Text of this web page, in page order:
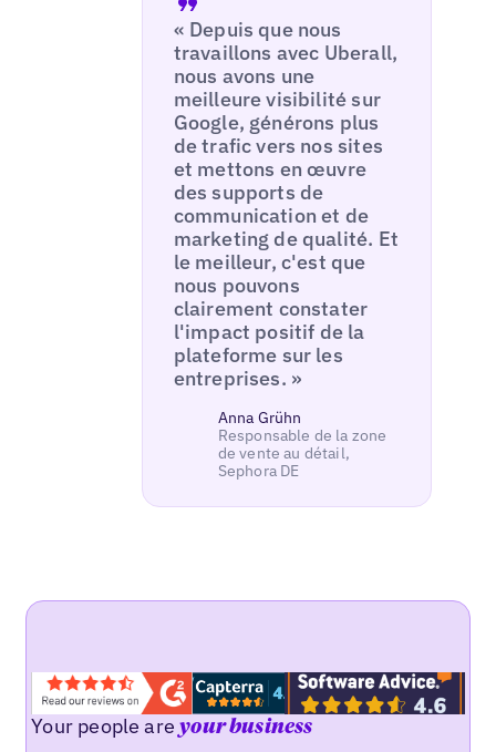
« Depuis que nous
travaillons avec Uberall,
nous avons une
meilleure visibilité sur
Google, générons plus
de trafic vers nos sites
et mettons en œuvre
des supports de
communication et de
marketing de qualité. Et
le meilleur, c'est que
nous pouvons
clairement constater
l'impact positif de la
plateforme sur les
entreprises. »
Anna Grühn
Responsable de la zone
de vente au détail,
Sephora DE
Your people areyour business